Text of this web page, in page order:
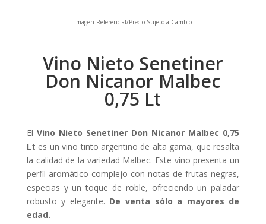
Imagen Referencial/Precio Sujeto a Cambio
Vino Nieto Senetiner
Don Nicanor Malbec
0,75 Lt
El Vino Nieto Senetiner Don Nicanor Malbec 0,75
Lt es un vino tinto argentino de alta gama, que resalta
la calidad de la variedad Malbec. Este vino presenta un
perfil aromático complejo con notas de frutas negras,
especias y un toque de roble, ofreciendo un paladar
robusto y elegante. De venta sólo a mayores de
edad.